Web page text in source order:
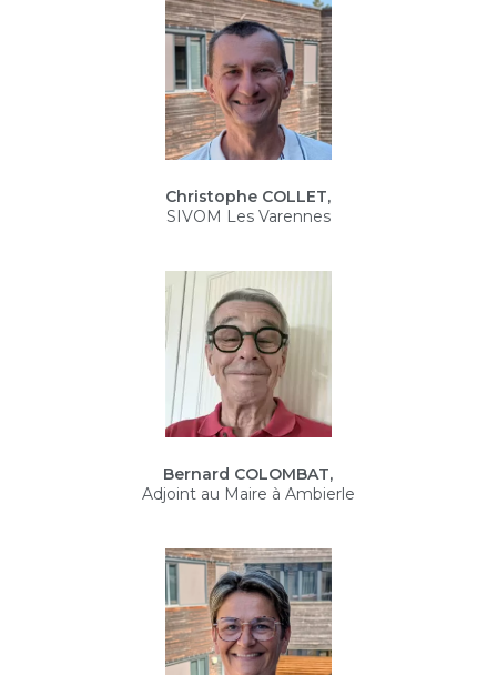
Christophe COLLET,
SIVOM Les Varennes
Bernard COLOMBAT,
Adjoint au Maire à Ambierle